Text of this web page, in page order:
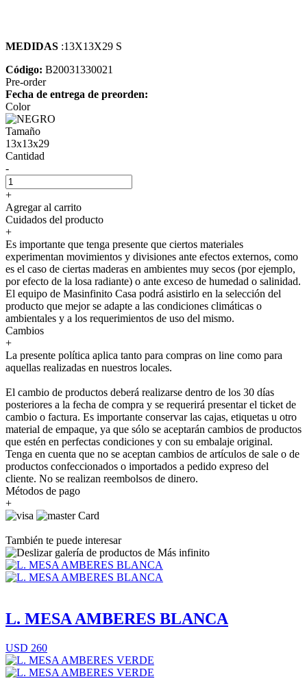
MEDIDAS :13X13X29 S
Código: B20031330021
Pre-order
Fecha de entrega de preorden:
Color
Tamaño
13x13x29
Cantidad
-
+
Agregar al carrito
Cuidados del producto
+
Es importante que tenga presente que ciertos materiales
experimentan movimientos y divisiones ante efectos externos, como
es el caso de ciertas maderas en ambientes muy secos (por ejemplo,
por efecto de la losa radiante) o ante exceso de humedad o salinidad.
El equipo de Masinfinito Casa podrá asistirlo en la selección del
producto que mejor se adapte a las condiciones climáticas o
ambientales y a los requerimientos de uso del mismo.
Cambios
+
La presente política aplica tanto para compras on line como para
aquellas realizadas en nuestros locales.
El cambio de productos deberá realizarse dentro de los 30 días
posteriores a la fecha de compra y se requerirá presentar el ticket de
cambio o factura. Es importante conservar las cajas, etiquetas u otro
material de empaque, ya que sólo se aceptarán cambios de productos
que estén en perfectas condiciones y con su embalaje original.
Tenga en cuenta que no se aceptan cambios de artículos de sale o de
productos confeccionados o importados a pedido expreso del
cliente. No se realizan reembolsos de dinero.
Métodos de pago
+
También te puede interesar
L. MESA AMBERES BLANCA
USD 260